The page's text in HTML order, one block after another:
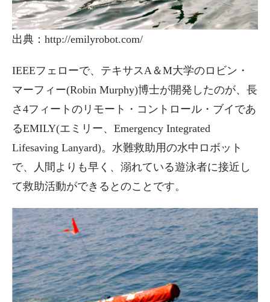
出典：http://emilyrobot.com/
IEEEフェローで、テキサスA＆M大学のロビン・
マーフィー(Robin Murphy)博士が開発したのが、長
さ4フィートのリモート・コントロール・ブイであ
るEMILY(エミリー、Emergency Integrated
Lifesaving Lanyard)。水難救助用の水中ロボット
で、人間よりも早く、溺れている遊泳者に接近し
て救助活動ができるとのことです。